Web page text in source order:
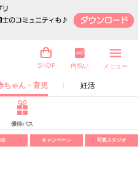
ちゃん・育児 妊活
SHOP 内祝い メニュー
優待パス
キャンペーン 写真スタジオ